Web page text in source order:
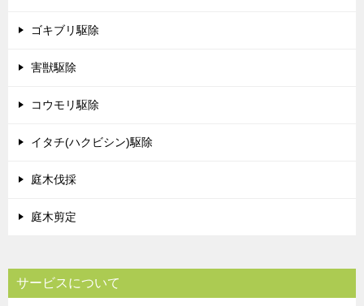
ゴキブリ駆除
害獣駆除
コウモリ駆除
イタチ(ハクビシン)駆除
庭木伐採
庭木剪定
サービスについて